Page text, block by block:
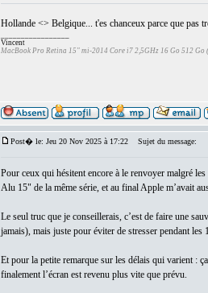
Hollande <> Belgique... t'es chanceux parce que pas
Vincent
MacBook Pro Retina 15" mi-2014 Core i7 2,5GHz 16 Go 512 Go
Post� le: Jeu 20 Nov 2025 à 17:22 Sujet du message:
Pour ceux qui hésitent encore à le renvoyer malgré
Alu 15" de la même série, et au final Apple m’avait
Le seul truc que je conseillerais, c’est de faire une
jamais), mais juste pour éviter de stresser pendant les
Et pour la petite remarque sur les délais qui varient :
finalement l’écran est revenu plus vite que prévu.